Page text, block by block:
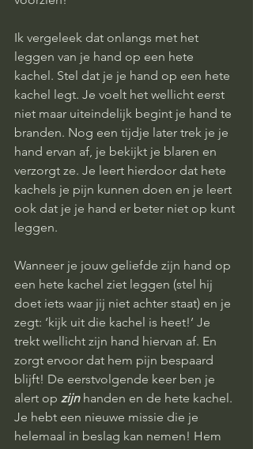
Ik vergeleek dat onlangs met het
leggen van je hand op een hete
kachel. Stel dat je je hand op een hete
kachel legt. Je voelt het wellicht eerst
niet maar uiteindelijk begint je hand te
branden. Nog een tijdje later trek je je
hand ervan af, je bekijkt je blaren en
verzorgt ze. Je leert hierdoor dat hete
kachels je pijn kunnen doen en je leert
ook dat je je hand er beter niet op kunt
leggen.
Wanneer je jouw geliefde zijn hand op
een hete kachel ziet leggen (stel hij
doet iets waar jij niet achter staat) en je
zegt: ‘kijk uit die kachel is heet!’ Je
trekt wellicht zijn hand hiervan af. En
zorgt ervoor dat hem pijn bespaard
blijft! De eerstvolgende keer ben je
alert op zijn handen en de hete kachel.
Je hebt een nieuwe missie die je
helemaal in beslag kan nemen! Hem